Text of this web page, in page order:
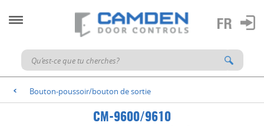
< Bouton-poussoir/bouton de sortie
CM-9600/9610